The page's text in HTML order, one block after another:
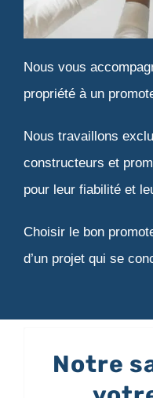
Nous vous
propriété à un
Nous travaillons
constructeurs et
pour leur fiabilité et
Choisir le bon
d’un projet qui se
Notre
Depuis